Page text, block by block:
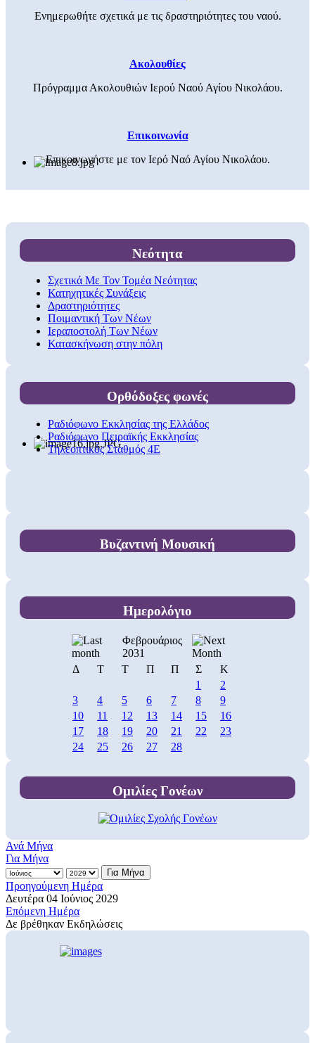
Ενημερωθήτε σχετικά με τις δραστηριότητες του ναού.
Ακολουθίες
Πρόγραμμα Ακολουθιών Ιερού Ναού Αγίου Νικολάου.
Επικοινωνία
Επικοινωνήστε με τον Ιερό Ναό Αγίου Νικολάου.
Νεότητα
Σχετικά Με Τον Τομέα Νεότητας
Κατηχητικές Συνάξεις
Δραστηριότητες
Ποιμαντική Των Νέων
Ιεραποστολή Των Νέων
Κατασκήνωση στην πόλη
Ορθόδοξες φωνές
Ραδιόφωνο Εκκλησίας της Ελλάδος
Ραδιόφωνο Πειραϊκής Εκκλησίας
Τηλεοπτικός Σταθμός 4Ε
Βυζαντινή Μουσική
Ημερολόγιο
Φεβρουάριος
2031
Δ
Τ Τ Π Π Σ
Κ
1
2
3
4 5 6 7 8
9
10
11 12 13 14 15
16
17
18 19 20 21 22
23
24
25 26 27 28
Ομιλίες Γονέων
Ανά Μήνα
Για Μήνα
Για Μήνα
Προηγούμενη Ημέρα
Δευτέρα 04 Ιούνιος 2029
Επόμενη Ημέρα
Δε βρέθηκαν Εκδηλώσεις